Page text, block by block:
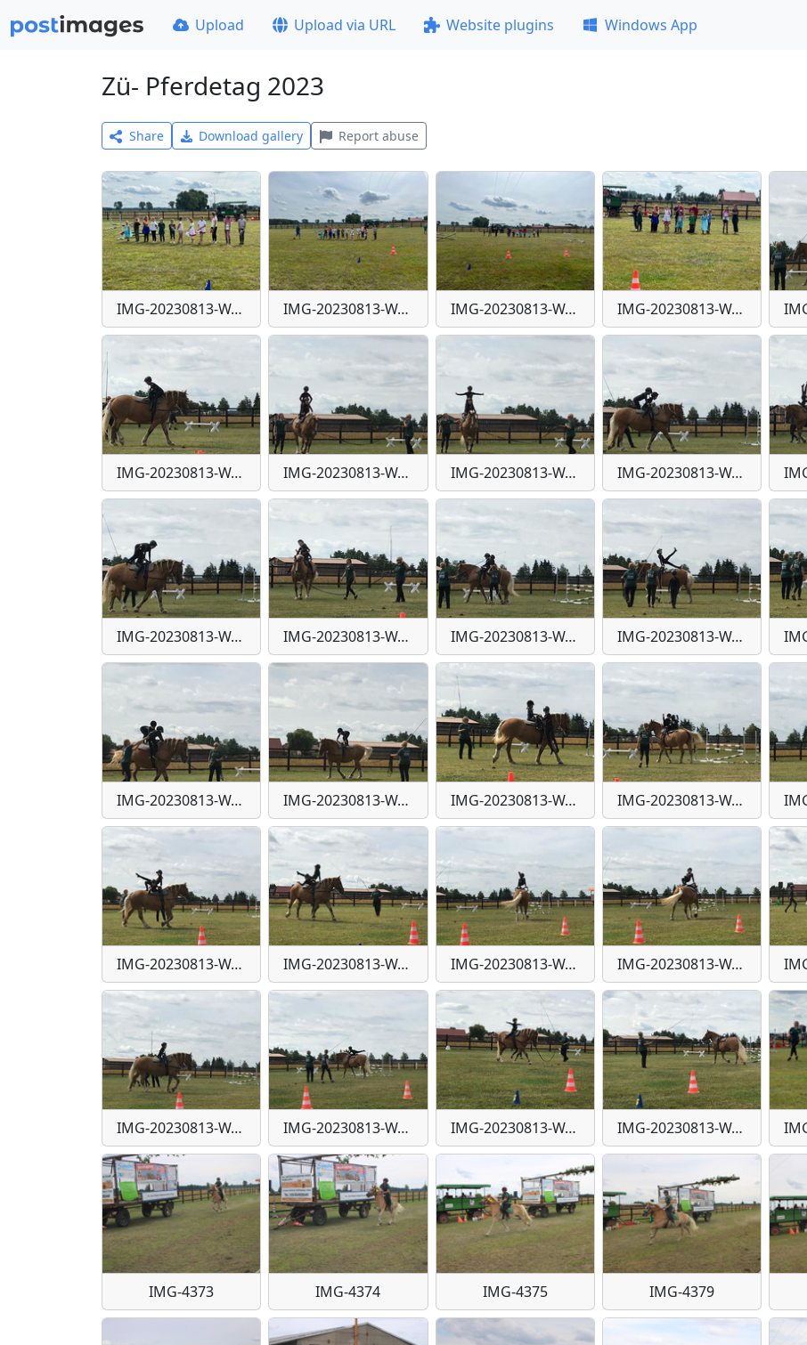
Upload Upload via URL Website plugins Windows App
Zü- Pferdetag 2023
Share Download gallery Report abuse
IMG-20230813-WA0021 IMG-20230813-WA0022 IMG-20230813-WA0023 IMG-20230813-WA0024
IMG-20230813-WA0027 IMG-20230813-WA0028 IMG-20230813-WA0029 IMG-20230813-WA0030
IMG-20230813-WA0033 IMG-20230813-WA0034 IMG-20230813-WA0035 IMG-20230813-WA0036
IMG-20230813-WA0039 IMG-20230813-WA0040 IMG-20230813-WA0041 IMG-20230813-WA0042
IMG-20230813-WA0045 IMG-20230813-WA0046 IMG-20230813-WA0047 IMG-20230813-WA0048
IMG-20230813-WA0051 IMG-20230813-WA0052 IMG-20230813-WA0053 IMG-20230813-WA0054
IMG-4373 IMG-4374 IMG-4375 IMG-4379